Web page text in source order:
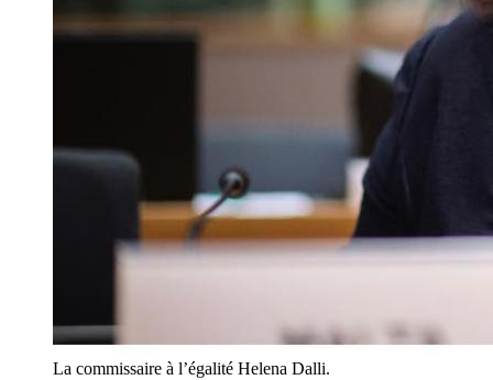
La commissaire à l’égalité Helena Dalli.